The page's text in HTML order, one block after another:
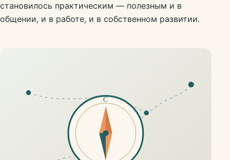
становилось практическим — полезным и в
общении, и в работе, и в собственном развитии.